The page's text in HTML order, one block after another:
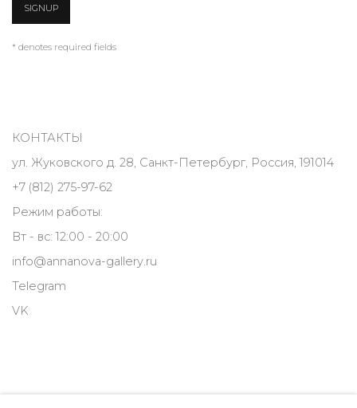
SIGNUP
* denotes required fields
КОНТАКТЫ
ул. Жуковского д. 28, Санкт-Петербург, Россия, 191014
+7 (812) 275-97-62
Режим работы:
Вт - вс: 12:00 - 20:00
info@annanova-gallery.ru
Telegram
VK